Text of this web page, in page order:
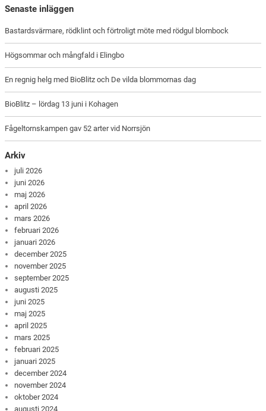
Senaste inläggen
Bastardsvärmare, rödklint och förtroligt möte med rödgul blombock
Högsommar och mångfald i Elingbo
En regnig helg med BioBlitz och De vilda blommornas dag
BioBlitz – lördag 13 juni i Kohagen
Fågeltornskampen gav 52 arter vid Norrsjön
Arkiv
juli 2026
juni 2026
maj 2026
april 2026
mars 2026
februari 2026
januari 2026
december 2025
november 2025
september 2025
augusti 2025
juni 2025
maj 2025
april 2025
mars 2025
februari 2025
januari 2025
december 2024
november 2024
oktober 2024
augusti 2024